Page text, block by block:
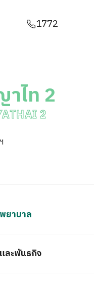
1772
ไท 2
2
ยาบาล
ละพันธกิจ